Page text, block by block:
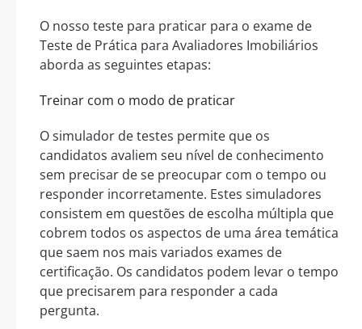
O nosso teste para praticar para o exame de
Teste de Prática para Avaliadores Imobiliários
aborda as seguintes etapas:
Treinar com o modo de praticar
O simulador de testes permite que os
candidatos avaliem seu nível de conhecimento
sem precisar de se preocupar com o tempo ou
responder incorretamente. Estes simuladores
consistem em questões de escolha múltipla que
cobrem todos os aspectos de uma área temática
que saem nos mais variados exames de
certificação. Os candidatos podem levar o tempo
que precisarem para responder a cada
pergunta.